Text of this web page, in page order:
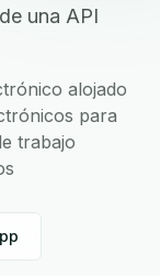
una API
alojado
para
trabajo